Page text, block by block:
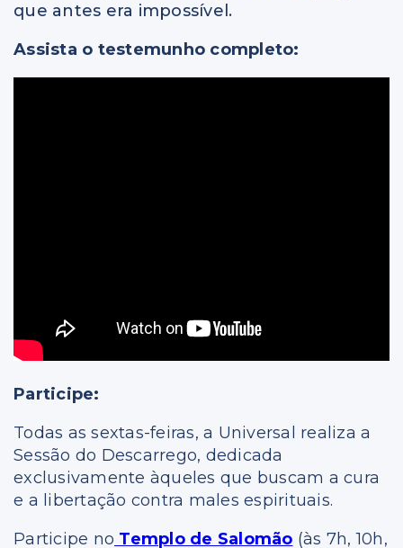
que antes era impossível.
Assista o testemunho completo:
Participe:
Todas as sextas-feiras, a Universal realiza a
Sessão do Descarrego, dedicada
exclusivamente àqueles que buscam a cura
e a libertação contra males espirituais.
Participe no Templo de Salomão (às 7h, 10h,